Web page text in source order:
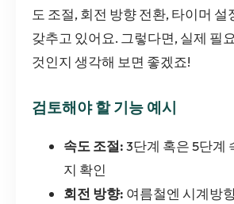
도 조절, 회전 방향 전환, 타이머 설
갖추고 있어요. 그렇다면, 실제 필
것인지 생각해 보면 좋겠죠!
검토해야 할 기능 예시
속도 조절:3단계 혹은 5단계
지 확인
회전 방향: 여름철엔 시계방